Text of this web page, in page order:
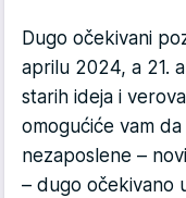
Dugo očekivani
aprilu 2024, a 21.
starih ideja i
omogućiće vam
nezaposlene –
– dugo očekivano